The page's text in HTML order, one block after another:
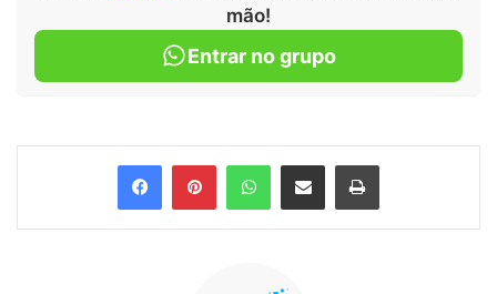
mão!
Entrar no grupo
FacebookPinterestWhatsApp
Compartilhar via e-mail Imprimir